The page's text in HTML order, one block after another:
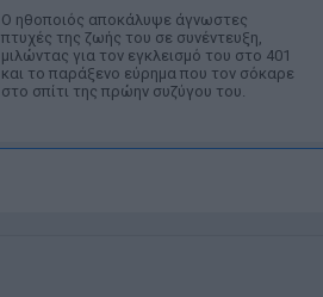
Ο ηθοποιός αποκάλυψε άγνωστες
πτυχές της ζωής του σε συνέντευξη,
μιλώντας για τον εγκλεισμό του στο 401
και το παράξενο εύρημα που τον σόκαρε
στο σπίτι της πρώην συζύγου του.